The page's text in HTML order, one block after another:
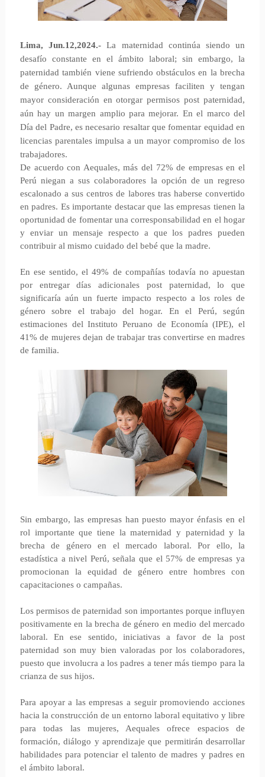
Lima, Jun.12,2024.- La maternidad continúa siendo un
desafío constante en el ámbito laboral; sin embargo, la
paternidad también viene sufriendo obstáculos en la brecha
de género. Aunque algunas empresas faciliten y tengan
mayor consideración en otorgar permisos post paternidad,
aún hay un margen amplio para mejorar. En el marco del
Día del Padre, es necesario resaltar que fomentar equidad en
licencias parentales impulsa a un mayor compromiso de los
trabajadores.
De acuerdo con Aequales, más del 72% de empresas en el
Perú niegan a sus colaboradores la opción de un regreso
escalonado a sus centros de labores tras haberse convertido
en padres. Es importante destacar que las empresas tienen la
oportunidad de fomentar una corresponsabilidad en el hogar
y enviar un mensaje respecto a que los padres pueden
contribuir al mismo cuidado del bebé que la madre.
En ese sentido, el 49% de compañías todavía no apuestan
por entregar días adicionales post paternidad, lo que
significaría aún un fuerte impacto respecto a los roles de
género sobre el trabajo del hogar. En el Perú, según
estimaciones del Instituto Peruano de Economía (IPE), el
41% de mujeres dejan de trabajar tras convertirse en madres
de familia.
Sin embargo, las empresas han puesto mayor énfasis en el
rol importante que tiene la maternidad y paternidad y la
brecha de género en el mercado laboral. Por ello, la
estadística a nivel Perú, señala que el 57% de empresas ya
promocionan la equidad de género entre hombres con
capacitaciones o campañas.
Los permisos de paternidad son importantes porque influyen
positivamente en la brecha de género en medio del mercado
laboral. En ese sentido, iniciativas a favor de la post
paternidad son muy bien valoradas por los colaboradores,
puesto que involucra a los padres a tener más tiempo para la
crianza de sus hijos.
Para apoyar a las empresas a seguir promoviendo acciones
hacia la construcción de un entorno laboral equitativo y libre
para todas las mujeres, Aequales ofrece espacios de
formación, diálogo y aprendizaje que permitirán desarrollar
habilidades para potenciar el talento de madres y padres en
el ámbito laboral.